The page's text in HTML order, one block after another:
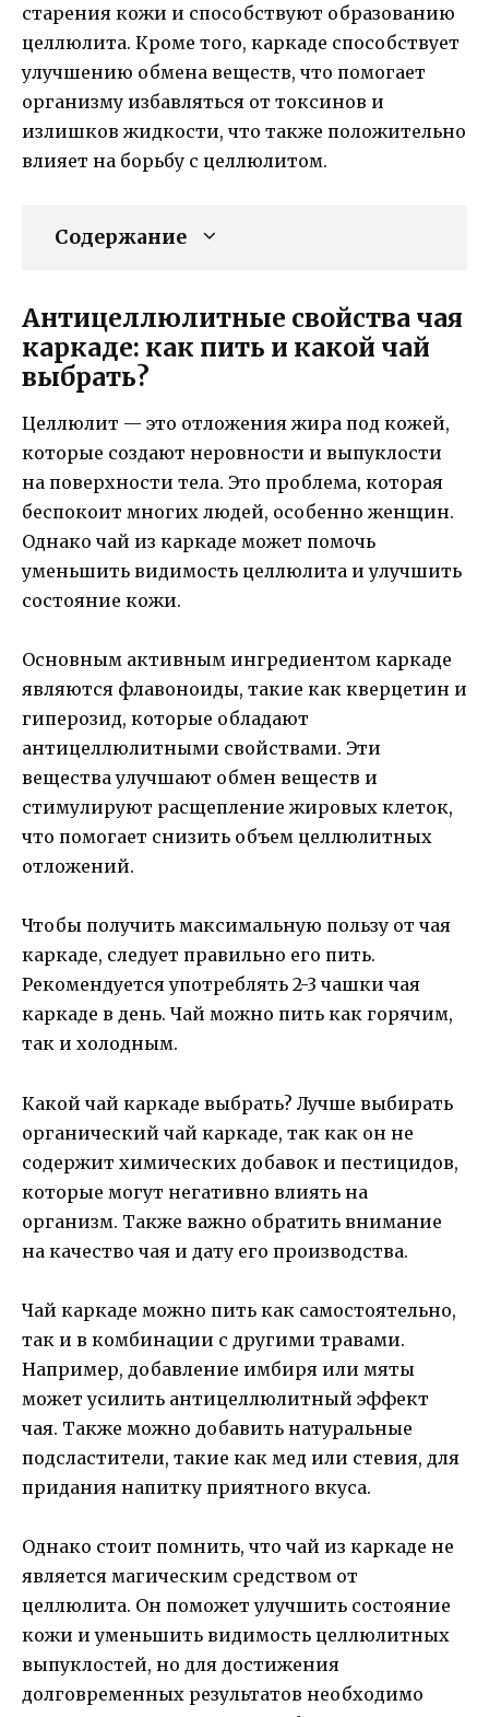
старения кожи и способствуют образованию
целлюлита. Кроме того, каркаде способствует
улучшению обмена веществ, что помогает
организму избавляться от токсинов и
излишков жидкости, что также положительно
влияет на борьбу с целлюлитом.
Содержание
Антицеллюлитные свойства чая
каркаде: как пить и какой чай
выбрать?
Целлюлит — это отложения жира под кожей,
которые создают неровности и выпуклости
на поверхности тела. Это проблема, которая
беспокоит многих людей, особенно женщин.
Однако чай из каркаде может помочь
уменьшить видимость целлюлита и улучшить
состояние кожи.
Основным активным ингредиентом каркаде
являются флавоноиды, такие как кверцетин и
гиперозид, которые обладают
антицеллюлитными свойствами. Эти
вещества улучшают обмен веществ и
стимулируют расщепление жировых клеток,
что помогает снизить объем целлюлитных
отложений.
Чтобы получить максимальную пользу от чая
каркаде, следует правильно его пить.
Рекомендуется употреблять 2-3 чашки чая
каркаде в день. Чай можно пить как горячим,
так и холодным.
Какой чай каркаде выбрать? Лучше выбирать
органический чай каркаде, так как он не
содержит химических добавок и пестицидов,
которые могут негативно влиять на
организм. Также важно обратить внимание
на качество чая и дату его производства.
Чай каркаде можно пить как самостоятельно,
так и в комбинации с другими травами.
Например, добавление имбиря или мяты
может усилить антицеллюлитный эффект
чая. Также можно добавить натуральные
подсластители, такие как мед или стевия, для
придания напитку приятного вкуса.
Однако стоит помнить, что чай из каркаде не
является магическим средством от
целлюлита. Он поможет улучшить состояние
кожи и уменьшить видимость целлюлитных
выпуклостей, но для достижения
долговременных результатов необходимо